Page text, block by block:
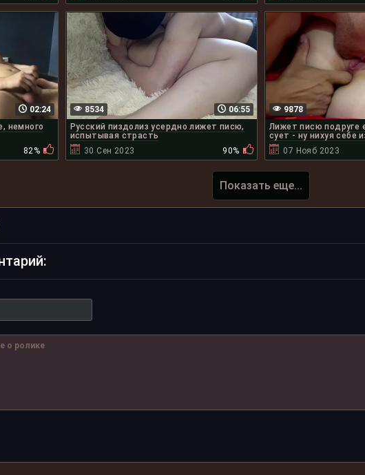
02:24
немного
82%
06:55
8534
Русский пиздолиз усердно лижет писю,
испытывая страсть
30 Сен 2023
90%
9878
Лижет писю подруге
сует - ну нихуя себе
07 Нояб 2023
Показать еще...